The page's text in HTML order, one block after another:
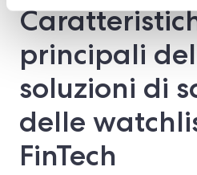
principali
soluzioni di
delle
FinTech